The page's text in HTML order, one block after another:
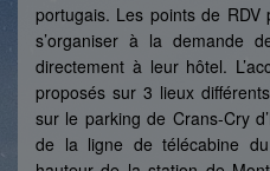
portugais. Les points de
s’organiser à la demande
directement à leur hôtel.
proposés sur 3 lieux
sur le parking de Crans-Cry
de la ligne de télécabine